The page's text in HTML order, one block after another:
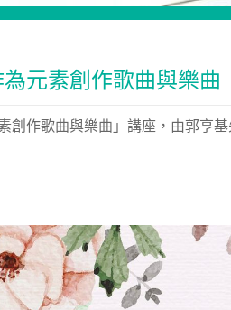
元素創作歌曲與樂曲
創作歌曲與樂曲」講座，由郭亨基